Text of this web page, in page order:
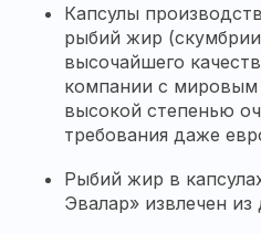
Капсулы
рыбий жир
высочайшего
компании с мировым
высокой степенью
требования даже
Рыбий жир в
Эвалар» извлечен